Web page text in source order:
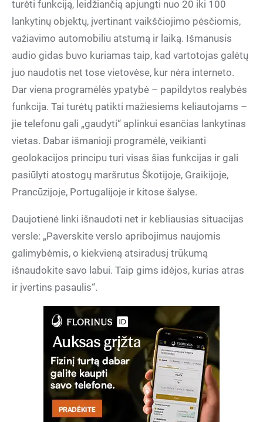
turėti funkciją, leidžiančią apjungti nuo 20 iki 100
lankytinų objektų, įvertinant vaikščiojimo pėsčiomis,
važiavimo automobiliu atstumą ir laiką. Išmanusis
audio gidas buvo kuriamas taip, kad vartotojas galėtų
juo naudotis net tose vietovėse, kur nėra interneto.
Dar viena programėlės ypatybė – papildytos realybės
funkcija. Tai turėtų patikti mažiesiems keliautojams –
jie telefonu gali „gaudyti“ aplinkui esančias lankytinas
vietas. Dabar išmanioji programėlė, veikianti
geolokacijos principu turi visas šias funkcijas ir gali
pasiūlyti atostogų maršrutus Škotijoje, Graikijoje,
Prancūzijoje, Portugalijoje ir kitose šalyse.
Daujotienė linki išnaudoti net ir kebliausias situacijas
versle: „Paverskite verslo apribojimus naujomis
galimybėmis, o kiekvieną atsiradusį trūkumą
išnaudokite savo labui. Taip gims idėjos, kurias atras
ir įvertins pasaulis“.